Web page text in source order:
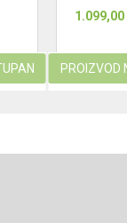
1.099,00
PROIZVOD